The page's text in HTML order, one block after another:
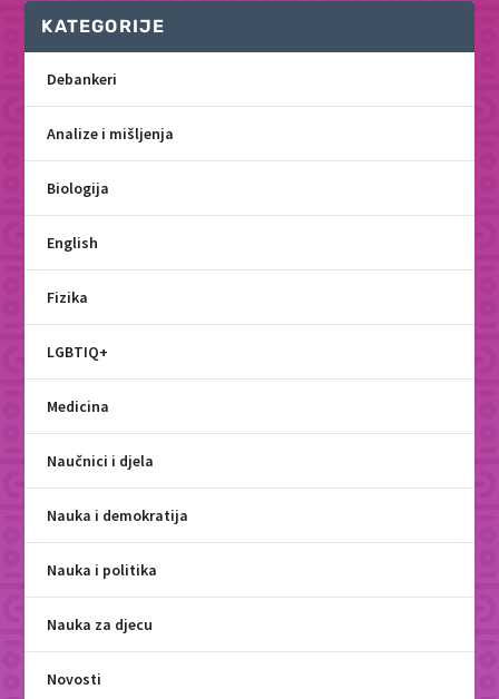
KATEGORIJE
Debankeri
Analize i mišljenja
Biologija
English
Fizika
LGBTIQ+
Medicina
Naučnici i djela
Nauka i demokratija
Nauka i politika
Nauka za djecu
Novosti